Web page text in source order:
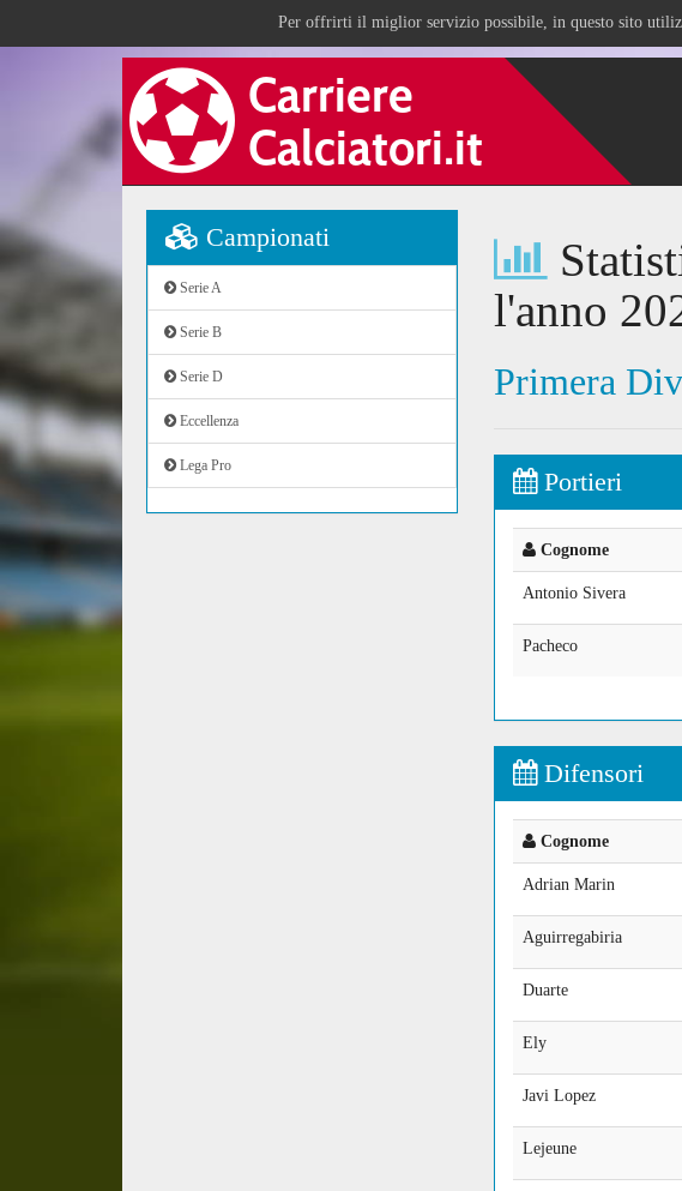
Per offrirti il miglior servizio possibile, in questo sito
Campionati
Serie A
Serie B
Serie D
Eccellenza
Lega Pro
l'anno
Primera
Portieri
Cognome
Antonio Sivera
Pacheco
Difensori
Cognome
Adrian Marin
Aguirregabiria
Duarte
Ely
Javi Lopez
Lejeune